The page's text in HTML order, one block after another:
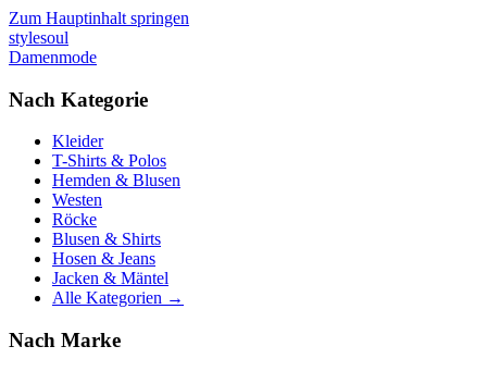
Zum Hauptinhalt springen
stylesoul
Damenmode
Nach Kategorie
Kleider
T-Shirts & Polos
Hemden & Blusen
Westen
Röcke
Blusen & Shirts
Hosen & Jeans
Jacken & Mäntel
Alle Kategorien →
Nach Marke